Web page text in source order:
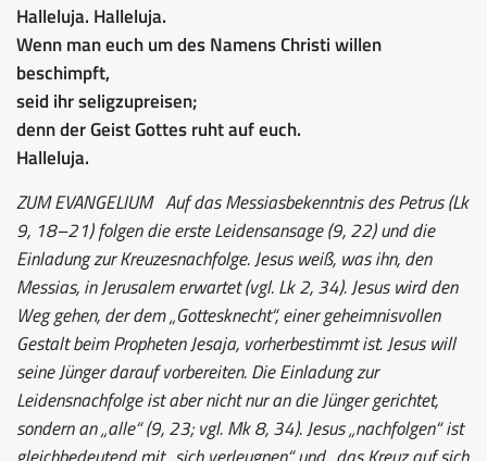
Halleluja. Halleluja.
Wenn man euch um des Namens Christi willen
beschimpft,
seid ihr seligzupreisen;
denn der Geist Gottes ruht auf euch.
Halleluja.
ZUM EVANGELIUMAuf das Messiasbekenntnis des Petrus (Lk
9, 18–21) folgen die erste Leidensansage (9, 22) und die
Einladung zur Kreuzesnachfolge. Jesus weiß, was ihn, den
Messias, in Jerusalem erwartet (vgl. Lk 2, 34). Jesus wird den
Weg gehen, der dem „Gottesknecht“, einer geheimnisvollen
Gestalt beim Propheten Jesaja, vorherbestimmt ist. Jesus will
seine Jünger darauf vorbereiten. Die Einladung zur
Leidensnachfolge ist aber nicht nur an die Jünger gerichtet,
sondern an „alle“ (9, 23; vgl. Mk 8, 34). Jesus „nachfolgen“ ist